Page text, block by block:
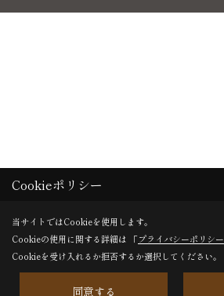
Cookieポリシー
当サイトではCookieを使用します。
Cookieの使用に関する詳細は 「プライバシーポリシー
Cookieを受け入れるか拒否するか選択してください。
同意する